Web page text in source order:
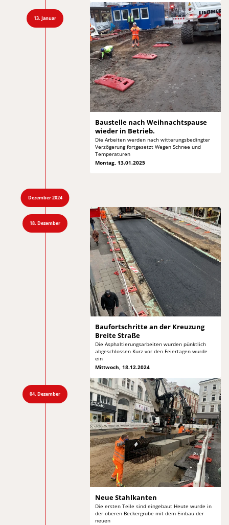
13. Januar
Baustelle nach Weihnachtspause
wieder in Betrieb.
Die Arbeiten werden nach witterungsbedingter
Verzögerung fortgesetzt Wegen Schnee und
Temperaturen
Montag, 13.01.2025
Dezember 2024
18. Dezember
Baufortschritte an der Kreuzung
Breite Straße
Die Asphaltierungsarbeiten wurden pünktlich
abgeschlossen Kurz vor den Feiertagen wurde
ein
Mittwoch, 18.12.2024
04. Dezember
Neue Stahlkanten
Die ersten Teile sind eingebaut Heute wurde in
der oberen Beckergrube mit dem Einbau der
neuen